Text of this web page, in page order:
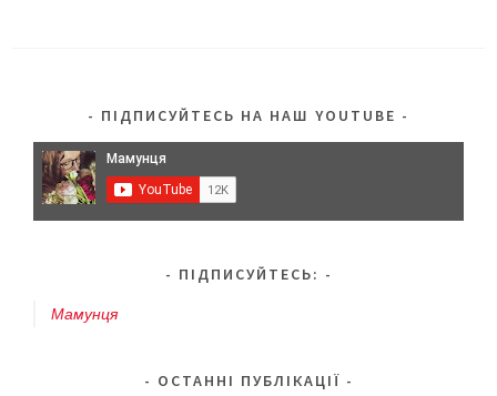
ПІДПИСУЙТЕСЬ НА НАШ YOUTUBE
ПІДПИСУЙТЕСЬ:
Мамунця
ОСТАННІ ПУБЛІКАЦІЇ